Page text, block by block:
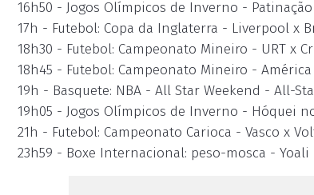
16h50 - Jogos Olímpicos de Inverno -
17h - Futebol: Copa da Inglaterra - Liverpool x
18h30 - Futebol: Campeonato Mineiro - URT x
18h45 - Futebol: Campeonato Mineiro -
19h - Basquete: NBA - All Star Weekend - All-
19h05 - Jogos Olímpicos de Inverno - Hóquei
21h - Futebol: Campeonato Carioca - Vasco x
23h59 - Boxe Internacional: peso-mosca - Yoali